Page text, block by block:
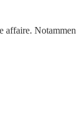
affaire.